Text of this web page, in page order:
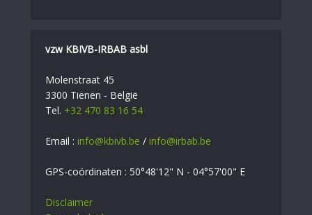
vzw KBIVB-IRBAB asbl
Molenstraat 45
3300 Tienen - België
Tel. +32 470 83 16 54
Email : info@kbivb.be / info@irbab.be
GPS-coördinaten : 50°48'12" N - 04°57'00" E
Disclaimer